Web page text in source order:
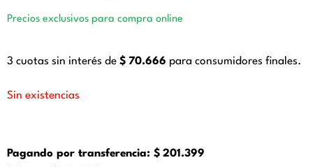
Precios exclusivos para compra online
3 cuotas sin interés de $ 70.666 para consumidores finales.
Sin existencias
Pagando por transferencia: $ 201.399